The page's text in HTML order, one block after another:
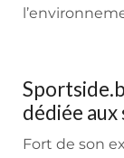
dédiée
Fort de son